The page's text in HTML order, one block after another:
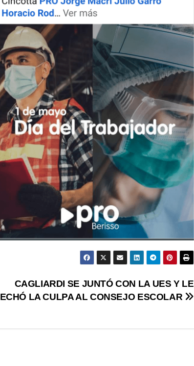
CAGLIARDI SE JUNTÓ CON LA UES Y LE
ECHÓ LA CULPA AL CONSEJO ESCOLAR